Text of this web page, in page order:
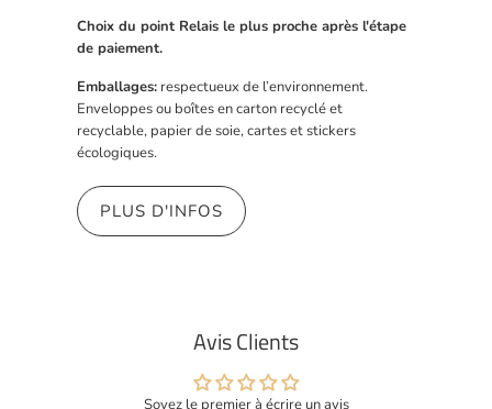
Choix du point Relais le plus proche après l'étape
de paiement.
Emballages: respectueux de l’environnement.
Enveloppes ou boîtes en carton recyclé et
recyclable, papier de soie, cartes et stickers
écologiques.
PLUS D'INFOS
Avis Clients
Soyez le premier à écrire un avis